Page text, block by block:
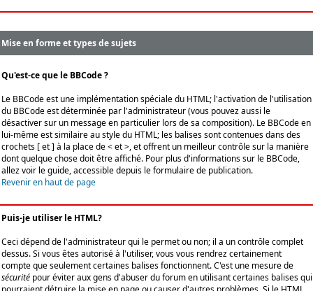
Mise en forme et types de sujets
Qu'est-ce que le BBCode ?
Le BBCode est une implémentation spéciale du HTML; l'activation de l'utilisation
du BBCode est déterminée par l'administrateur (vous pouvez aussi le
désactiver sur un message en particulier lors de sa composition). Le BBCode en
lui-même est similaire au style du HTML; les balises sont contenues dans des
crochets [ et ] à la place de < et >, et offrent un meilleur contrôle sur la manière
dont quelque chose doit être affiché. Pour plus d'informations sur le BBCode,
allez voir le guide, accessible depuis le formulaire de publication.
Revenir en haut de page
Puis-je utiliser le HTML?
Ceci dépend de l'administrateur qui le permet ou non; il a un contrôle complet
dessus. Si vous êtes autorisé à l'utiliser, vous vous rendrez certainement
compte que seulement certaines balises fonctionnent. C'est une mesure de
sécurité pour éviter aux gens d'abuser du forum en utilisant certaines balises qui